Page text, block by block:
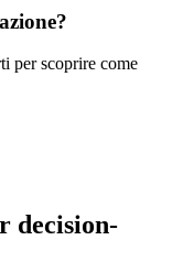
per scoprire come
decision-